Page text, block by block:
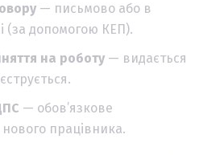
— письмово або в
(за допомогою КЕП).
на роботу — видається
— обов’язкове
працівника.